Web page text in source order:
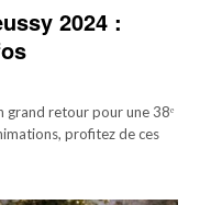
2024 :
grand retour pour une 38ᵉ
profitez de ces